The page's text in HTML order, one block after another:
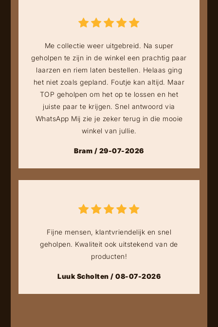
Me collectie weer uitgebreid. Na super
geholpen te zijn in de winkel een prachtig paar
laarzen en riem laten bestellen. Helaas ging
het niet zoals gepland. Foutje kan altijd. Maar
TOP geholpen om het op te lossen en het
juiste paar te krijgen. Snel antwoord via
WhatsApp Mij zie je zeker terug in die mooie
winkel van jullie.
Bram / 29-07-2026
Fijne mensen, klantvriendelijk en snel
geholpen. Kwaliteit ook uitstekend van de
producten!
Luuk Scholten / 08-07-2026